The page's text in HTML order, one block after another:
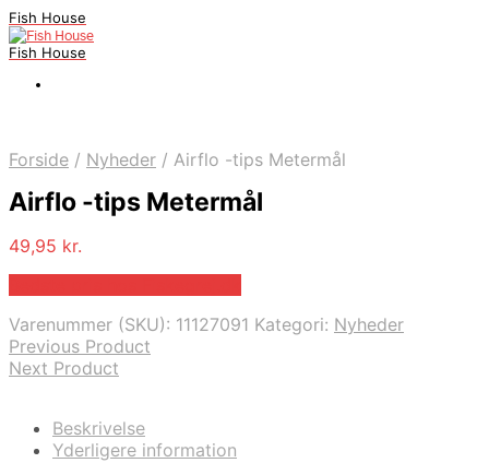
Fish House
Fish House
Forside / Nyheder / Airflo -tips Metermål
Airflo -tips Metermål
49,95 kr.
Varenummer (SKU): 11127091 Kategori: Nyheder
Previous Product
Next Product
Beskrivelse
Yderligere information